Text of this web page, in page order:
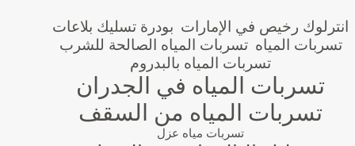
انترلوك رخيص في الإمارات بودرة تسليك بلاعات
تسربات المياه تسربات المياه الصالحة للشرب
تسربات المياه بالبدروم
تسربات المياه في الجدران
تسربات المياه من السقف
تسربات مياه عزل